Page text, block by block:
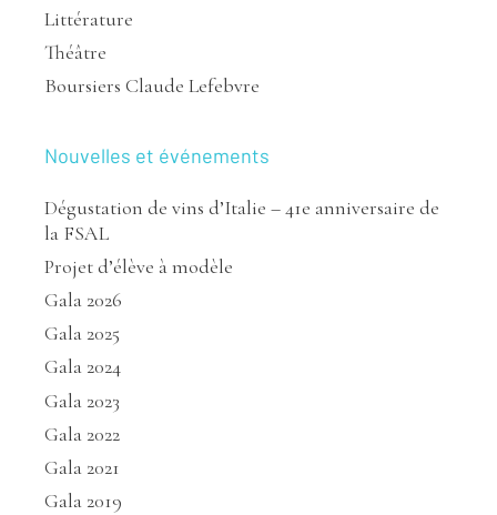
Littérature
Théâtre
Boursiers Claude Lefebvre
Nouvelles et événements
Dégustation de vins d’Italie – 41e anniversaire de
la FSAL
Projet d’élève à modèle
Gala 2026
Gala 2025
Gala 2024
Gala 2023
Gala 2022
Gala 2021
Gala 2019